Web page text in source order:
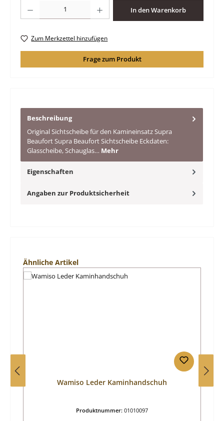
In den Warenkorb
Zum Merkzettel hinzufügen
Frage zum Produkt
Beschreibung
Original Sichtscheibe für den Kamineinsatz Supra
Beaufort Supra Beaufort Sichtscheibe Eckdaten:
Glasscheibe, Schauglas… Mehr
Eigenschaften
Angaben zur Produktsicherheit
Produktgalerie überspringen
Ähnliche Artikel
Wamiso Leder Kaminhandschuh
Produktnummer: 01010097